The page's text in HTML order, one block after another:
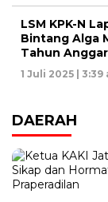
LSM KPK-N
Bintang Alga
Tahun
1 Juli 2025 | 3:39
DAERAH